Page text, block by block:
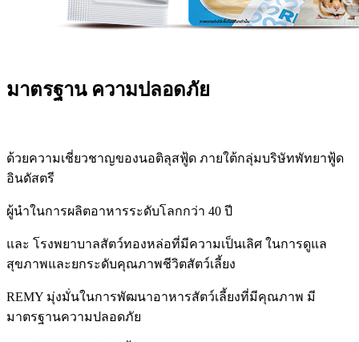
มาตรฐาน ความปลอดภัย
ด้วยความเชี่ยวชาญของนอติลุสฟู้ด ภายใต้กลุ่มบริษัทพัทยาฟู้ด
อินดัสตรี
ผู้นำในการผลิตอาหารระดับโลกกว่า 40 ปี
และ โรงพยาบาลสัตว์ทองหล่อที่มีความเป็นเลิศ ในการดูแล
สุขภาพและยกระดับคุณภาพชีวิตสัตว์เลี้ยง
REMY มุ่งมั่นในการพัฒนาอาหารสัตว์เลี้ยงที่มีคุณภาพ มี
มาตรฐานความปลอดภัย